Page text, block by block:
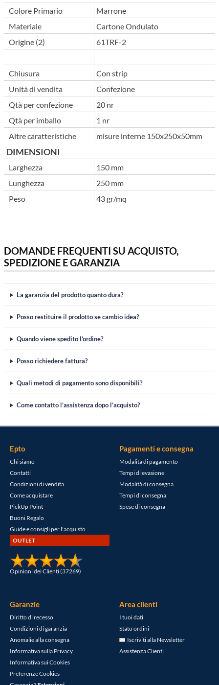
Colore Primario
Marrone
Materiale
Cartone Ondulato
Origine (2)
61TRF-2
Chiusura
Con strip
Unità di vendita
Confezione
Qtà per confezione
20 nr
Qtà per imballo
1 nr
Altre caratteristiche
misure interne 150x250x50mm
DIMENSIONI
Larghezza
150 mm
Lunghezza
250 mm
Peso
43 gr/mq
DOMANDE FREQUENTI SU ACQUISTO,
SPEDIZIONE E GARANZIA
La garanzia del prodotto quanto dura?
Posso restituire il prodotto se cambio idea?
Quando viene spedito l’ordine?
Posso richiedere fattura?
Quali metodi di pagamento sono disponibili?
Come contatto l’assistenza dopo l’acquisto?
Epto
Chi siamo
Contatti
Condizioni di vendita
Come acquistare
PickUp Point
Buoni Regalo
Guide e consigli per l'acquisto
OUTLET
Opinioni dei Clienti (37269)
Pagamenti e consegna
Modalità di pagamento
Tempi di evasione
Modalità di consegna
Tempi di consegna
Spese di consegna
Garanzie
Diritto di recesso
Condizioni di garanzia
Anomalie alla consegna
Informativa sulla Privacy
Informativa sui Cookies
Preferenze Cookies
Area clienti
I tuoi dati
Stato ordini
Iscriviti alla Newsletter
Assistenza Clienti